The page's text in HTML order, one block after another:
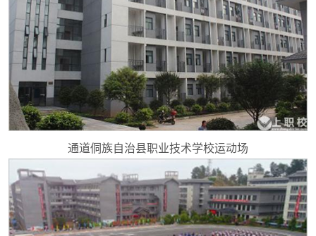
通道侗族自治县职业技术学校运动场